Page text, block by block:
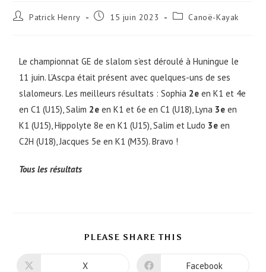
Patrick Henry 15 juin 2023 Canoë-Kayak
Le championnat GE de slalom s’est déroulé à Huningue le
11 juin. L’Ascpa était présent avec quelques-uns de ses
slalomeurs. Les meilleurs résultats : Sophia 2een K1 et 4e
en C1 (U15), Salim 2e en K1 et 6e en C1 (U18), Lyna 3e en
K1 (U15), Hippolyte 8e en K1 (U15), Salim et Ludo 3e en
C2H (U18), Jacques 5e en K1 (M35). Bravo !
Tous les résultats
PLEASE SHARE THIS
X Facebook